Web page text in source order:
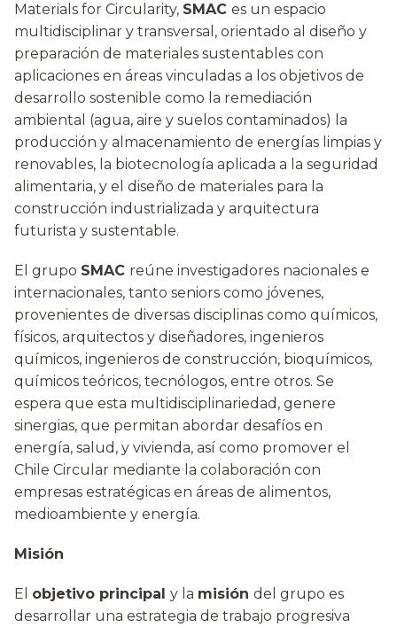
Materials for Circularity, SMAC es un espacio
multidisciplinar y transversal, orientado al diseño y
preparación de materiales sustentables con
aplicaciones en áreas vinculadas a los objetivos de
desarrollo sostenible como la remediación
ambiental (agua, aire y suelos contaminados) la
producción y almacenamiento de energías limpias y
renovables, la biotecnología aplicada a la seguridad
alimentaria, y el diseño de materiales para la
construcción industrializada y arquitectura
futurista y sustentable.
El grupo SMAC reúne investigadores nacionales e
internacionales, tanto seniors como jóvenes,
provenientes de diversas disciplinas como químicos,
físicos, arquitectos y diseñadores, ingenieros
químicos, ingenieros de construcción, bioquímicos,
químicos teóricos, tecnólogos, entre otros. Se
espera que esta multidisciplinariedad, genere
sinergias, que permitan abordar desafíos en
energía, salud, y vivienda, así como promover el
Chile Circular mediante la colaboración con
empresas estratégicas en áreas de alimentos,
medioambiente y energía.
Misión
El objetivo principal y la misión del grupo es
desarrollar una estrategia de trabajo progresiva